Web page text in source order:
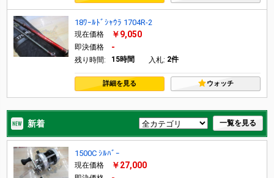
18ﾜｰﾙﾄﾞｼｬｳﾗ 1704R-2
現在価格 ￥9,050
即決価格 -
残り時間: 15時間 入札: 2件
詳細を見る ウォッチ
新着 一覧を見る
1500C ｼﾙﾊﾞｰ
現在価格 ￥27,000